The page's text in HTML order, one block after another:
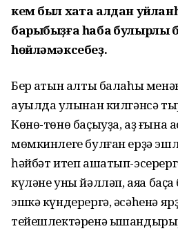
кем был хаҡта алдан
барыбыҙға һабаҡ булырлыҡ
һөйләмәксебеҙ.
Бер ҡатын алты балаһы
ауылда ҡулынан килгәнсә
Көнө-төнө баҫыуҙа, аҙ ғына
мөмкинлеге булған ерҙә
һәйбәт итеп ашатып-
күләне уны йәлләп, аяҡҡа
эшкә күндерергә, әсәһенә
тейешлектәренә